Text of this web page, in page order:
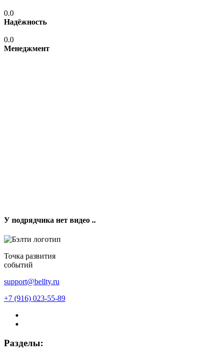
0.0
Надёжность
0.0
Менеджмент
У подрядчика нет видео ..
Точка развития
событий
support@bellty.ru
+7 (916) 023-55-89
Разделы: